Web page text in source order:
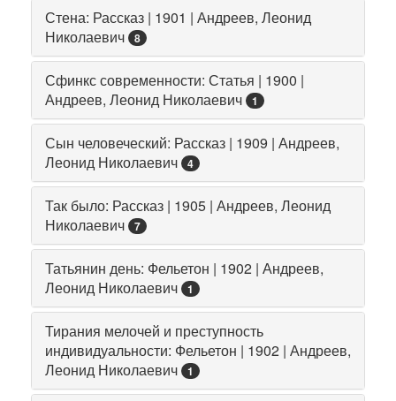
Стена: Рассказ | 1901 | Андреев, Леонид
Николаевич
8
Сфинкс современности: Статья | 1900 |
Андреев, Леонид Николаевич
1
Сын человеческий: Рассказ | 1909 | Андреев,
Леонид Николаевич
4
Так было: Рассказ | 1905 | Андреев, Леонид
Николаевич
7
Татьянин день: Фельетон | 1902 | Андреев,
Леонид Николаевич
1
Тирания мелочей и преступность
индивидуальности: Фельетон | 1902 | Андреев,
Леонид Николаевич
1